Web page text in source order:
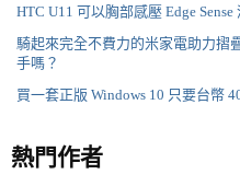
HTC U11 可以胸部感壓 Edge
騎起來完全不費力的米家電助力摺
手嗎？
買一套正版 Windows 10 只要台幣
熱門作者